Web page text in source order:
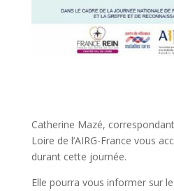
Catherine Mazé,
Loire de l’AIRG-France vous
durant cette journée.
Elle pourra vous informer sur